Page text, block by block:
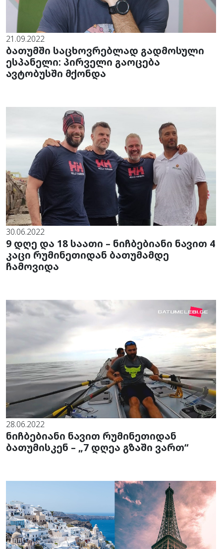
21.09.2022
ბათუმში საცხოვრებლად გადმოსული
ესპანელი: პირველი გაოცება
ავტობუსში მქონდა
30.06.2022
9 დღე და 18 საათი – ნიჩბებიანი ნავით 4
კაცი რუმინეთიდან ბათუმამდე
ჩამოვიდა
28.06.2022
ნიჩბებიანი ნავით რუმინეთიდან
ბათუმისკენ – „7 დღეა გზაში ვართ“